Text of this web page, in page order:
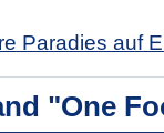
Paradies auf
"One